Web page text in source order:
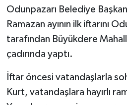
Odunpazarı Belediye
Ramazan ayının ilk iftarını
tarafından Büyükdere
çadırında yaptı.
İftar öncesi vatandaşlarla
Kurt, vatandaşlara hayırlı